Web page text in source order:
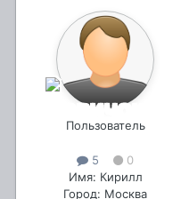
Пользователь
5
0
Имя: Кирилл
Город: Москва